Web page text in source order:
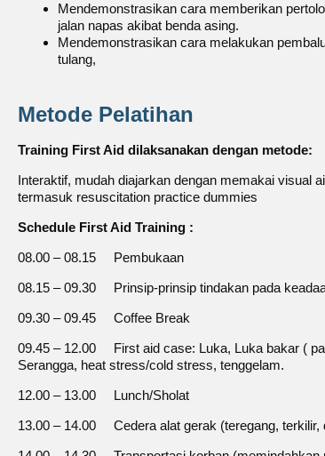
Mendemonstrasikan cara memberikan
jalan napas akibat benda asing.
Mendemonstrasikan cara melakukan
tulang,
Metode Pelatihan
Training First Aid dilaksanakan dengan metode:
Interaktif, mudah diajarkan dengan memakai visual
termasuk resuscitation practice dummies
Schedule First Aid Training :
08.00 – 08.15 Pembukaan
08.15 – 09.30 Prinsip-prinsip tindakan pada
09.30 – 09.45 Coffee Break
09.45 – 12.00 First aid case: Luka, Luka bakar (
Serangga, heat stress/cold stress, tenggelam.
12.00 – 13.00 Lunch/Sholat
13.00 – 14.00 Cedera alat gerak (teregang, terkilir,